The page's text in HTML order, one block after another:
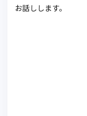
お話しします。